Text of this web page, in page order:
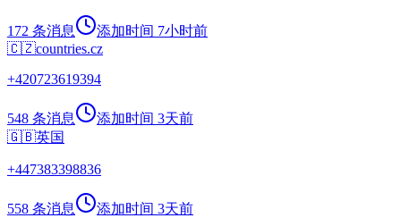
172 条消息 添加时间 7小时前
🇨🇿countries.cz
+420723619394
548 条消息 添加时间 3天前
🇬🇧英国
+447383398836
558 条消息 添加时间 3天前